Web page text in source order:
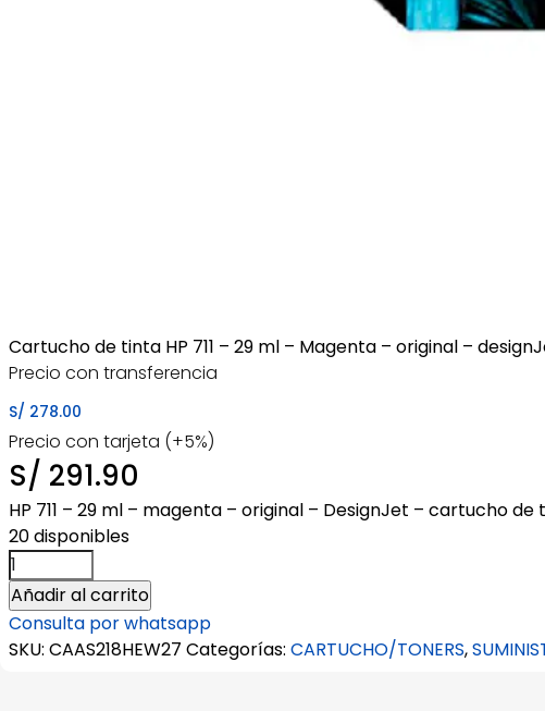
Cartucho de tinta HP 711 – 29 ml – Magenta – original –
Precio con transferencia
S/ 278.00
Precio con tarjeta (+5%)
S/ 291.90
HP 711 – 29 ml – magenta – original – DesignJet – cartucho de
20 disponibles
Cartucho
de
tinta
HP
Añadir al carrito
Consulta por whatsapp
SKU: CAAS218HEW27 Categorías: CARTUCHO/TONERS,